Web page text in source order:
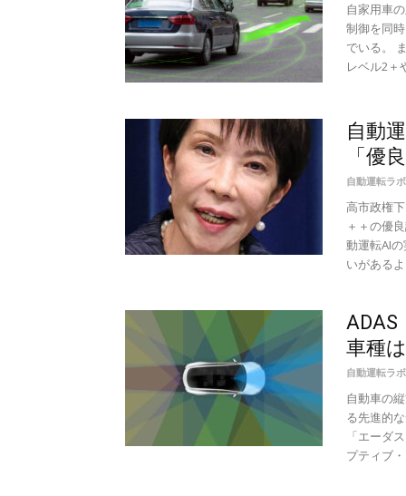
自家用車
制御を同
でいる。
レベル2＋
自動
「優
自動運転ラ
高市政権
＋＋の優
動運転AI
いがある
ADAS
車種
自動運転ラ
自動車の
る先進的
「エーダ
プティブ